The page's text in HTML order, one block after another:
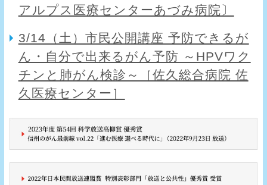
アルプス医療センターあづみ病院〕
3/14（土）市民公開講座 予防できるが
ん・自分で出来るがん予防 ～HPVワク
チンと肺がん検診～［佐久総合病院 佐
久医療センター］